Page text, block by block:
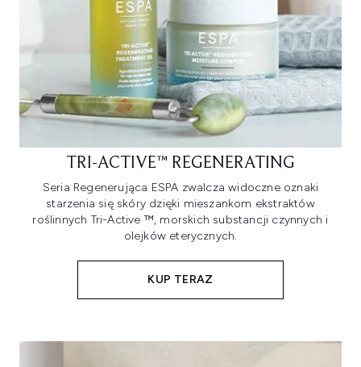
TRI-ACTIVE™ REGENERATING
Seria Regenerująca ESPA zwalcza widoczne oznaki
starzenia się skóry dzięki mieszankom ekstraktów
roślinnych Tri-Active ™, morskich substancji czynnych i
olejków eterycznych.
KUP TERAZ